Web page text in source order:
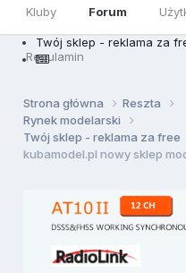
Kluby Forum
Regulamin
Twój sklep - reklama za
Strona główna
Reszta
Rynek modelarski
Twój sklep - reklama za free
kubamodel.pl nowy sklep